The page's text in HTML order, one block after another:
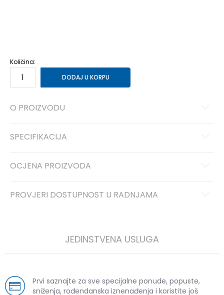
Količina:
DODAJ U KORPU
O PROIZVODU
SPECIFIKACIJA
OCJENA PROIZVODA
PROVJERI DOSTUPNOST U RADNJAMA
JEDINSTVENA USLUGA
Prvi saznajte za sve specijalne ponude, popuste,
sniženja, rođendanska iznenađenja i koristite još